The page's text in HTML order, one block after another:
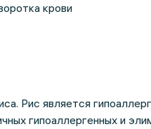
крови
Рис является
гипоаллергенных и